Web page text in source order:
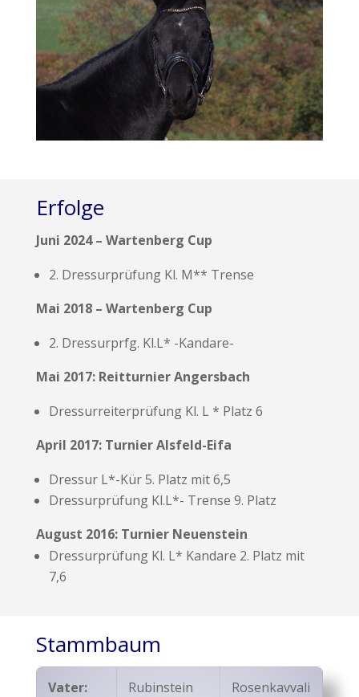
Erfolge
Juni 2024 – Wartenberg Cup
2. Dressurprüfung Kl. M** Trense
Mai 2018 – Wartenberg Cup
2. Dressurprfg. Kl.L* -Kandare-
Mai 2017: Reitturnier Angersbach
Dressurreiterprüfung Kl. L * Platz 6
April 2017: Turnier Alsfeld-Eifa
Dressur L*-Kür 5. Platz mit 6,5
Dressurprüfung Kl.L*- Trense 9. Platz
August 2016: Turnier Neuenstein
Dressurprüfung Kl. L* Kandare 2. Platz mit
7,6
Stammbaum
Vater:
Rubinstein
Rosenkavvali